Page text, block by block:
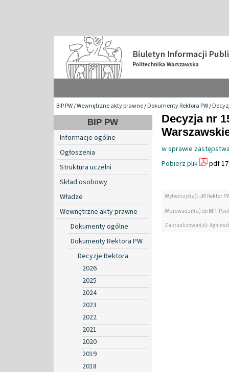
BIP PW/Wewnętrzne akty prawne/Dokumenty Rektora PW/
BIP PW
Informacje ogólne
Ogłoszenia
Struktura uczelni
Skład osobowy
Władze
Wewnętrzne akty prawne
Dokumenty ogólne
Dokumenty Rektora PW
Decyzje Rektora
2026
2025
2024
2023
2022
2021
2020
2019
2018
Decyzja nr
w sprawie
Pobierz plik
pdf
Wytworzył(a): JM Rektor
Wprowadził(a) do BIP:
Zaktualizował(a):